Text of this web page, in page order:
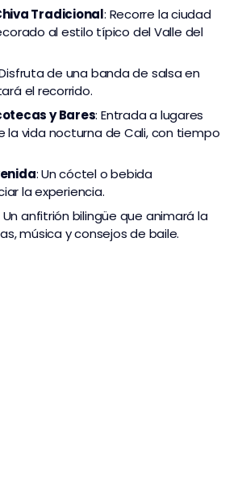
Tradicional: Recorre la ciudad
al estilo típico del Valle del
de una banda de salsa en
el recorrido.
y Bares: Entrada a lugares
la vida nocturna de Cali, con tiempo
: Un cóctel o bebida
la experiencia.
Un anfitrión bilingüe que animará la
música y consejos de baile.